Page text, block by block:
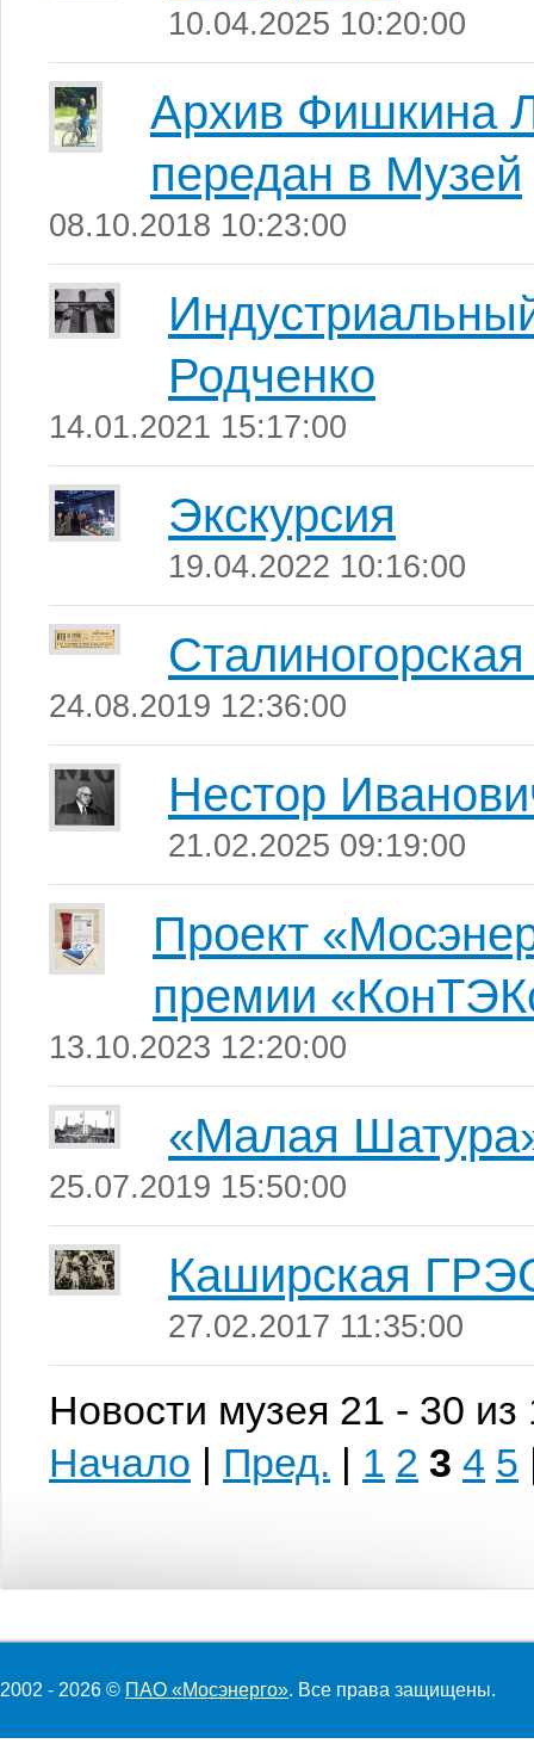
10.04.2025 10:20:00
Архив Фишкина
передан в Музей
08.10.2018 10:23:00
Родченко
14.01.2021 15:17:00
Экскурсия
19.04.2022 10:16:00
24.08.2019 12:36:00
Нестор
21.02.2025 09:19:00
Проект
премии
13.10.2023 12:20:00
«Малая
25.07.2019 15:50:00
Каширская
27.02.2017 11:35:00
Новости музея 21 - 30 из
Начало | Пред. | 1 2 3 4 5
2002 - 2026 © ПАО «Мосэнерго». Все права защищены.